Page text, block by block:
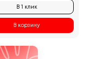
В 1 клик
В корзину